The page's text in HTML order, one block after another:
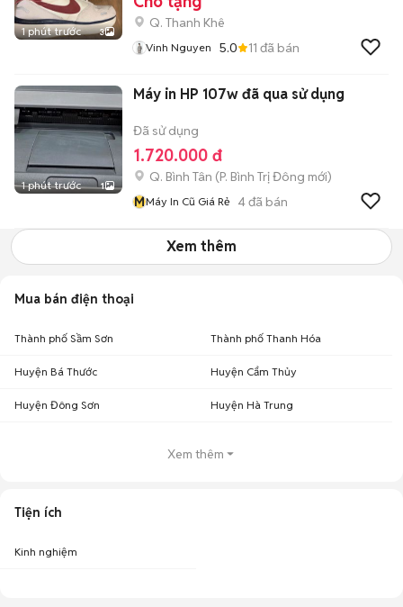
1 phút trước 3
Q. Thanh Khê
Vinh Nguyen 5.0 11 đã bán
1 phút trước 1
Máy in HP 107w đã qua sử dụng
Đã sử dụng
1.720.000 đ
Q. Bình Tân (P. Bình Trị Đông mới)
MMáy In Cũ Giá Rẻ 4đã bán
Xem thêm
Mua bán điện thoại
Thành phố Sầm Sơn Thành phố Thanh Hóa
Huyện Bá Thước Huyện Cẩm Thủy
Huyện Đông Sơn Huyện Hà Trung
Xem thêm
Tiện ích
Kinh nghiệm